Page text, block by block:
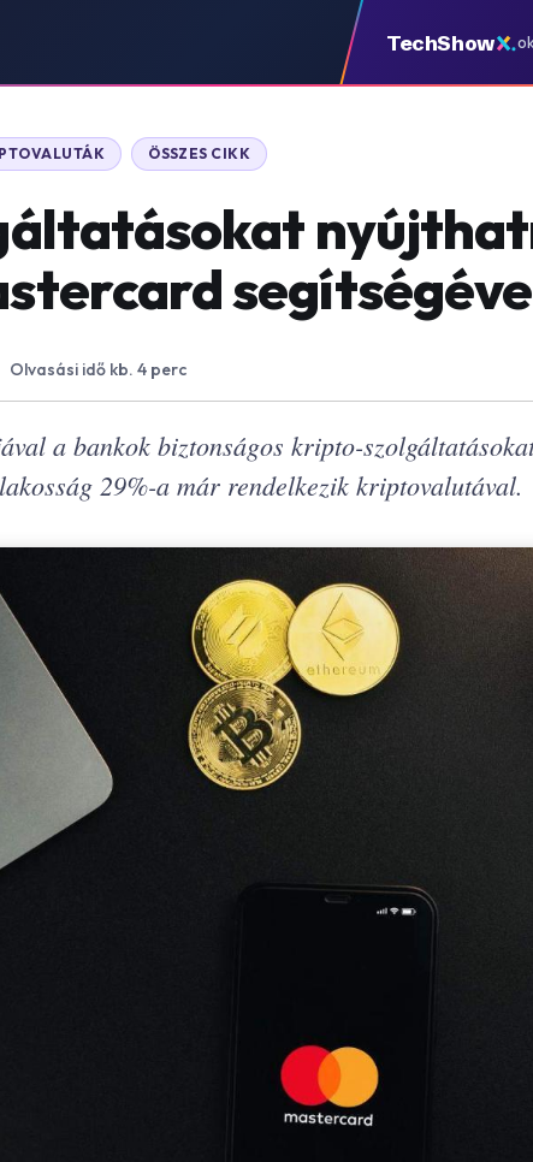
TechShow
ÖSSZES CIKK
Olvasási idő kb. 4 perc
a bankok biztonságos kripto-
29%-a már rendelkezik kriptovalutával.